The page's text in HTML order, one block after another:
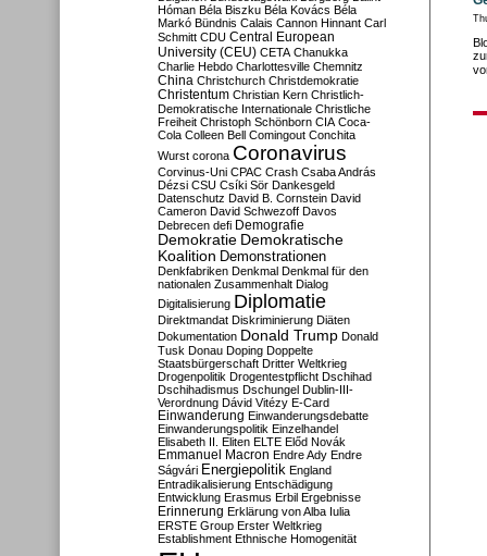
Hóman Béla Biszku Béla Kovács Béla
Markó Bündnis Calais Cannon Hinnant Carl
Schmitt CDU Central European
University (CEU) CETA Chanukka
Charlie Hebdo Charlottesville Chemnitz
China Christchurch Christdemokratie
Christentum Christian Kern Christlich-
Demokratische Internationale Christliche
Freiheit Christoph Schönborn CIA Coca-
Cola Colleen Bell Comingout Conchita
Wurst corona Coronavirus
Corvinus-Uni CPAC Crash Csaba András
Dézsi CSU Csíki Sör Dankesgeld
Datenschutz David B. Cornstein David
Cameron David Schwezoff Davos
Debrecen defi Demografie
Demokratie Demokratische
Koalition Demonstrationen
Denkfabriken Denkmal Denkmal für den
nationalen Zusammenhalt Dialog
Digitalisierung Diplomatie
Direktmandat Diskriminierung Diäten
Dokumentation Donald Trump Donald
Tusk Donau Doping Doppelte
Staatsbürgerschaft Dritter Weltkrieg
Drogenpolitik Drogentestpflicht Dschihad
Dschihadismus Dschungel Dublin-III-
Verordnung Dávid Vitézy E-Card
Einwanderung Einwanderungsdebatte
Einwanderungspolitik Einzelhandel
Elisabeth II. Eliten ELTE Előd Novák
Emmanuel Macron Endre Ady Endre
Ságvári Energiepolitik England
Entradikalisierung Entschädigung
Entwicklung Erasmus Erbil Ergebnisse
Erinnerung Erklärung von Alba Iulia
ERSTE Group Erster Weltkrieg
Establishment Ethnische Homogenität